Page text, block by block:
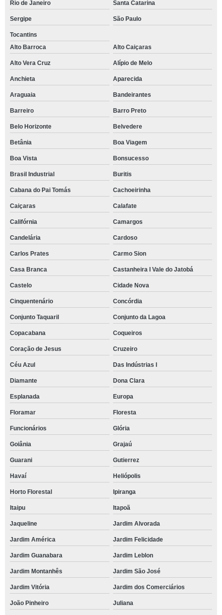
Rio de Janeiro Santa Catarina
Sergipe São Paulo
Tocantins
Alto Barroca
Alto Caiçaras
Alto Vera Cruz Alípio de Melo
Anchieta Aparecida
Araguaia Bandeirantes
Barreiro Barro Preto
Belo Horizonte Belvedere
Betânia Boa Viagem
Boa Vista Bonsucesso
Brasil Industrial Buritis
Cabana do Pai Tomás Cachoeirinha
Caiçaras Calafate
Califórnia Camargos
Candelária Cardoso
Carlos Prates Carmo Sion
Casa Branca Castanheira I Vale do Jatobá
Castelo Cidade Nova
Cinquentenário Concórdia
Conjunto Taquaril Conjunto da Lagoa
Copacabana Coqueiros
Coração de Jesus Cruzeiro
Céu Azul Das Indústrias I
Diamante Dona Clara
Esplanada Europa
Floramar Floresta
Funcionários Glória
Goiânia Grajaú
Guarani Gutierrez
Havaí Heliópolis
Horto Florestal Ipiranga
Itaipu Itapoã
Jaqueline Jardim Alvorada
Jardim América Jardim Felicidade
Jardim Guanabara Jardim Leblon
Jardim Montanhês Jardim São José
Jardim Vitória Jardim dos Comerciários
João Pinheiro Juliana